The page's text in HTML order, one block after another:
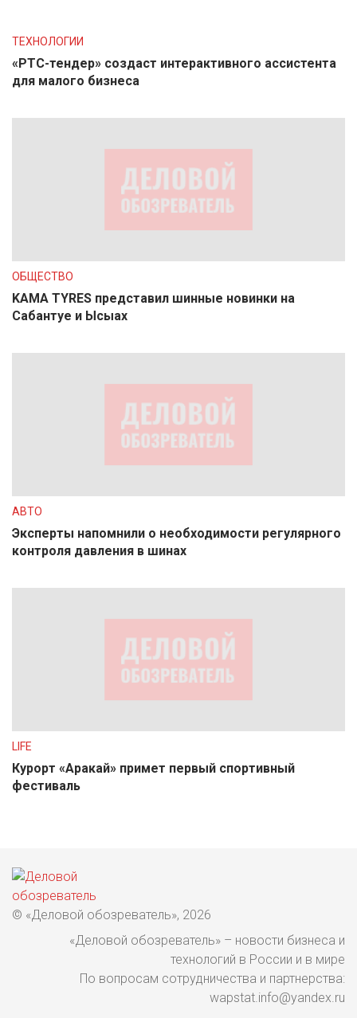
ТЕХНОЛОГИИ
«РТС-тендер» создаст интерактивного ассистента
для малого бизнеса
ОБЩЕСТВО
KAMA TYRES представил шинные новинки на
Сабантуе и Ысыах
АВТО
Эксперты напомнили о необходимости регулярного
контроля давления в шинах
LIFE
Курорт «Аракай» примет первый спортивный
фестиваль
© «Деловой обозреватель», 2026
«Деловой обозреватель» – новости бизнеса и
технологий в России и в мире
По вопросам сотрудничества и партнерства:
wapstat.info@yandex.ru